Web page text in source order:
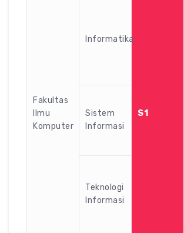
Fakultas
Ilmu
Komputer
Informatika
S1
Sistem
Informasi
Teknologi
Informasi